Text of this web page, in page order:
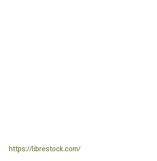
https://librestock.com/